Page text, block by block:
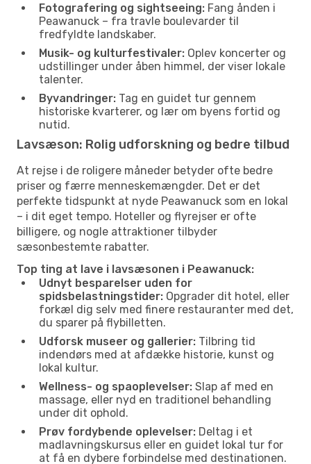
Fotografering og sightseeing: Fang ånden i
Peawanuck – fra travle boulevarder til
fredfyldte landskaber.
Musik- og kulturfestivaler: Oplev koncerter og
udstillinger under åben himmel, der viser lokale
talenter.
Byvandringer: Tag en guidet tur gennem
historiske kvarterer, og lær om byens fortid og
nutid.
Lavsæson: Rolig udforskning og bedre tilbud
At rejse i de roligere måneder betyder ofte bedre
priser og færre menneskemængder. Det er det
perfekte tidspunkt at nyde Peawanuck som en lokal
– i dit eget tempo. Hoteller og flyrejser er ofte
billigere, og nogle attraktioner tilbyder
sæsonbestemte rabatter.
Top ting at lave i lavsæsonen i Peawanuck:
Udnyt besparelser uden for
spidsbelastningstider: Opgrader dit hotel, eller
forkæl dig selv med finere restauranter med det,
du sparer på flybilletten.
Udforsk museer og gallerier: Tilbring tid
indendørs med at afdække historie, kunst og
lokal kultur.
Wellness- og spaoplevelser: Slap af med en
massage, eller nyd en traditionel behandling
under dit ophold.
Prøv fordybende oplevelser: Deltag i et
madlavningskursus eller en guidet lokal tur for
at få en dybere forbindelse med destinationen.